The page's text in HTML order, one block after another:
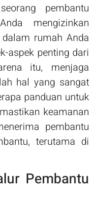
pembantu
mengizinkan
rumah Anda
aspek penting dari
itu, menjaga
hal yang sangat
panduan untuk
keamanan
pembantu
terutama di
Pembantu